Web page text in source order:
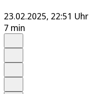
23.02.2025, 22:51 Uhr
7 min